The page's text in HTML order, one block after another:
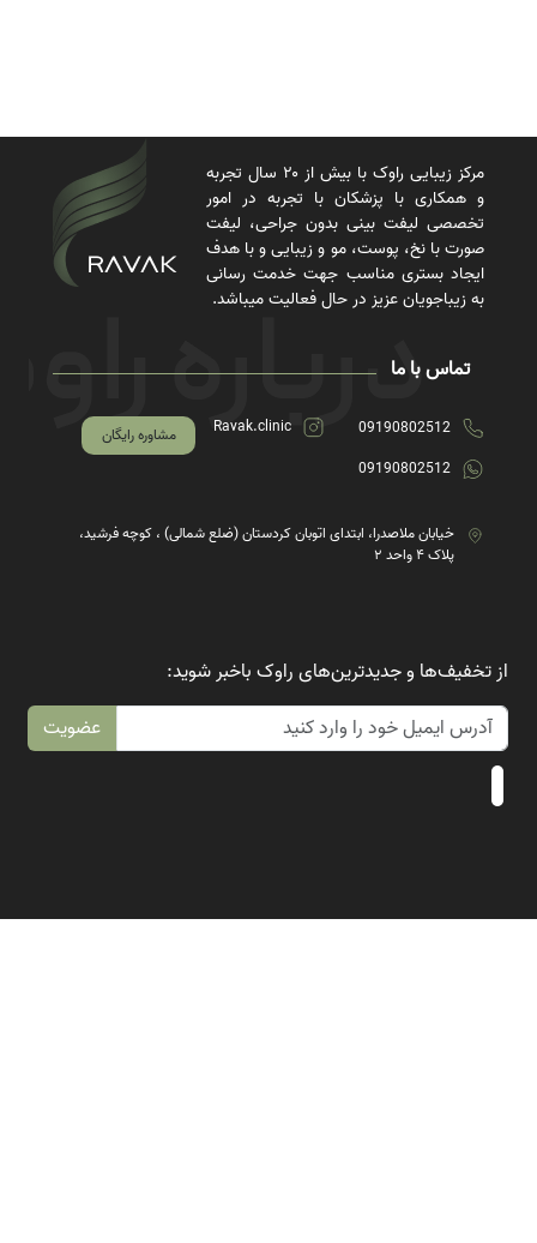
مرکز زیبایی راوک با بیش از ۲۰ سال تجربه
و همکاری با پزشکان با تجربه در امور
تخصصی لیفت بینی بدون جراحی، لیفت
صورت با نخ، پوست، مو و زیبایی و با هدف
ایجاد بستری مناسب جهت خدمت رسانی
به زیباجویان عزیز در حال فعالیت میباشد.
تماس با ما
09190802512
09190802512
Ravak.clinic مشاوره رایگان
خیابان ملاصدرا، ابتدای اتوبان کردستان (ضلع شمالی) ، کوچه فرشید،
پلاک ۴ واحد ۲
از تخفیف‌ها و جدیدترین‌های راوک باخبر شوید:
عضویت